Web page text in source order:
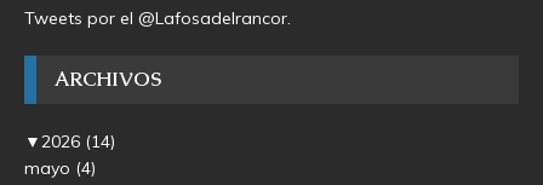
Tweets por el @Lafosadelrancor.
ARCHIVOS
▼2026 (14)
mayo (4)